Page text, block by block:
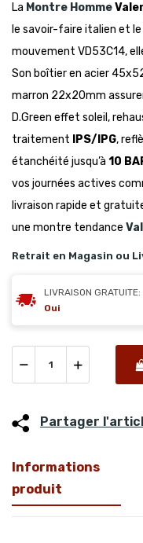
La Montre Homme
le savoir-faire italien et
mouvement VD53C14,
Son boîtier en acier
marron 22x20mm
D.Green effet soleil,
traitement
IPS/IPG,
étanchéité jusqu’à 10
vos journées actives
livraison rapide et
une montre tendance
Retrait en Magasin ou
LIVRAISON GRATUITE:
Oui
Partager
Informations
produit